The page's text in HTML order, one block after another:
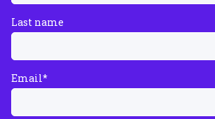
Last name
Email*